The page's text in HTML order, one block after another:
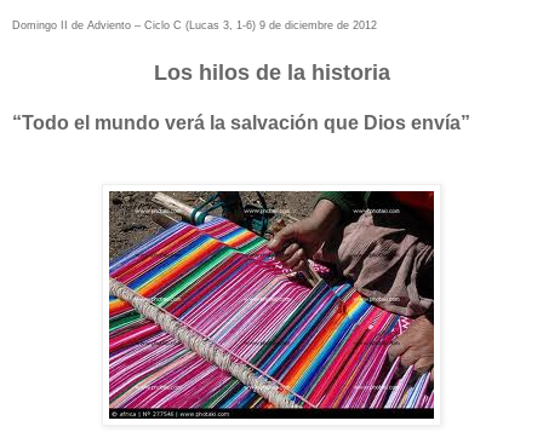
Domingo II de Adviento – Ciclo C (Lucas 3, 1-6) 9 de diciembre de 2012
Los hilos de la historia
“Todo el mundo verá la salvación que Dios envía”